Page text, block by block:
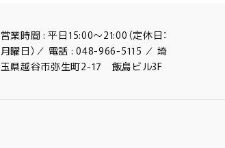
営業時間 : 平日15:00～21:00（定休日：
月曜日）／ 電話 : 048-966-5115 ／ 埼
玉県越谷市弥生町2-17 飯島ビル3F